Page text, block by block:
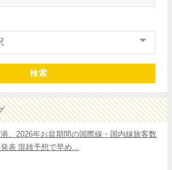
検索
、2026年お盆期間の国際線・国内線旅客数
表 混雑予想で早め...